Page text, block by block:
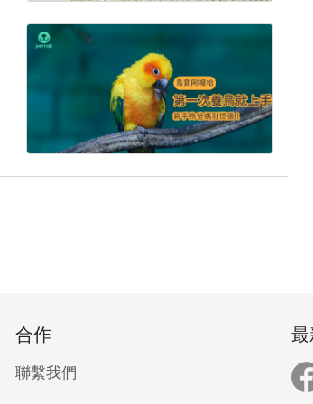
合作
聯繫我們